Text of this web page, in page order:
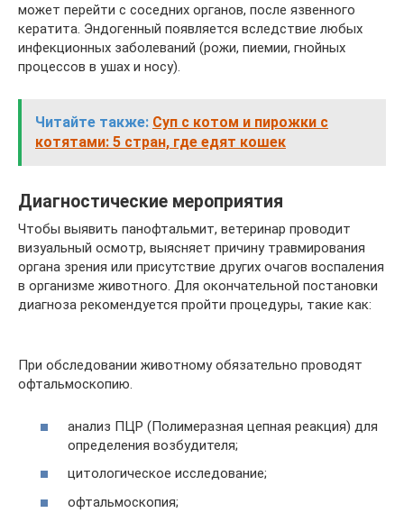
может перейти с соседних органов, после язвенного
кератита. Эндогенный появляется вследствие любых
инфекционных заболеваний (рожи, пиемии, гнойных
процессов в ушах и носу).
Читайте также: Суп с котом и пирожки с
котятами: 5 стран, где едят кошек
Диагностические мероприятия
Чтобы выявить панофтальмит, ветеринар проводит
визуальный осмотр, выясняет причину травмирования
органа зрения или присутствие других очагов воспаления
в организме животного. Для окончательной постановки
диагноза рекомендуется пройти процедуры, такие как:
При обследовании животному обязательно проводят
офтальмоскопию.
анализ ПЦР (Полимеразная цепная реакция) для
определения возбудителя;
цитологическое исследование;
офтальмоскопия;